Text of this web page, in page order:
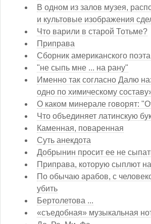
В одном из залов музея,
и культовые изображения
Что варили в старой Тотьме?
Приправа
Сборник американского
"не сыпь мне ... на рану"
Именно так согласно Далю
одно по химическому
О каком минерале говорят:
Что объединяет латинскую
Каменная, поваренная
Суть анекдота
Добрынин просит ее не
Приправа, которую сыплют
По обычаю арабов, с
убить
Бертолетова ...
«съедобная» музыкальная